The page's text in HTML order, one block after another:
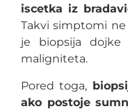
iscetka iz
Takvi simptomi ne
je biopsija dojke
maligniteta.
Pored toga,
ako postoje